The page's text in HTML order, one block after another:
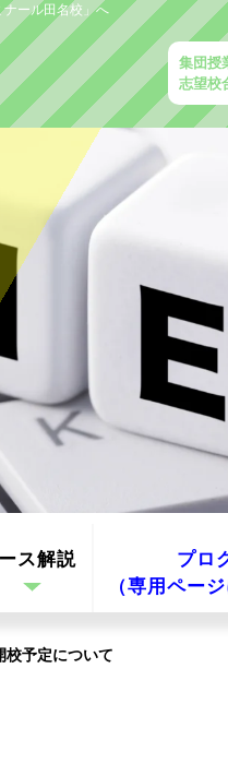
ール田名校」へ
集団授
志望校
ス解説
プロ
（専用ペー
校予定について